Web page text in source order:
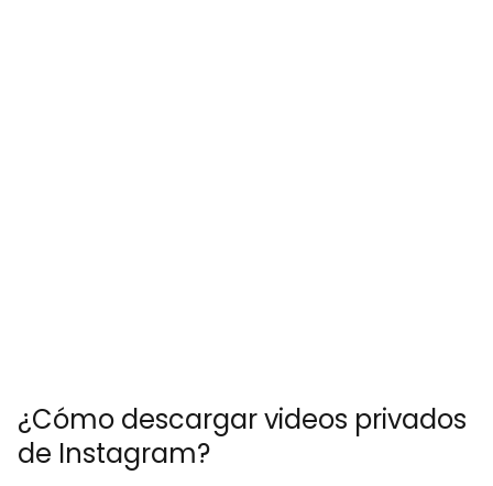
¿Cómo descargar videos privados
de Instagram?